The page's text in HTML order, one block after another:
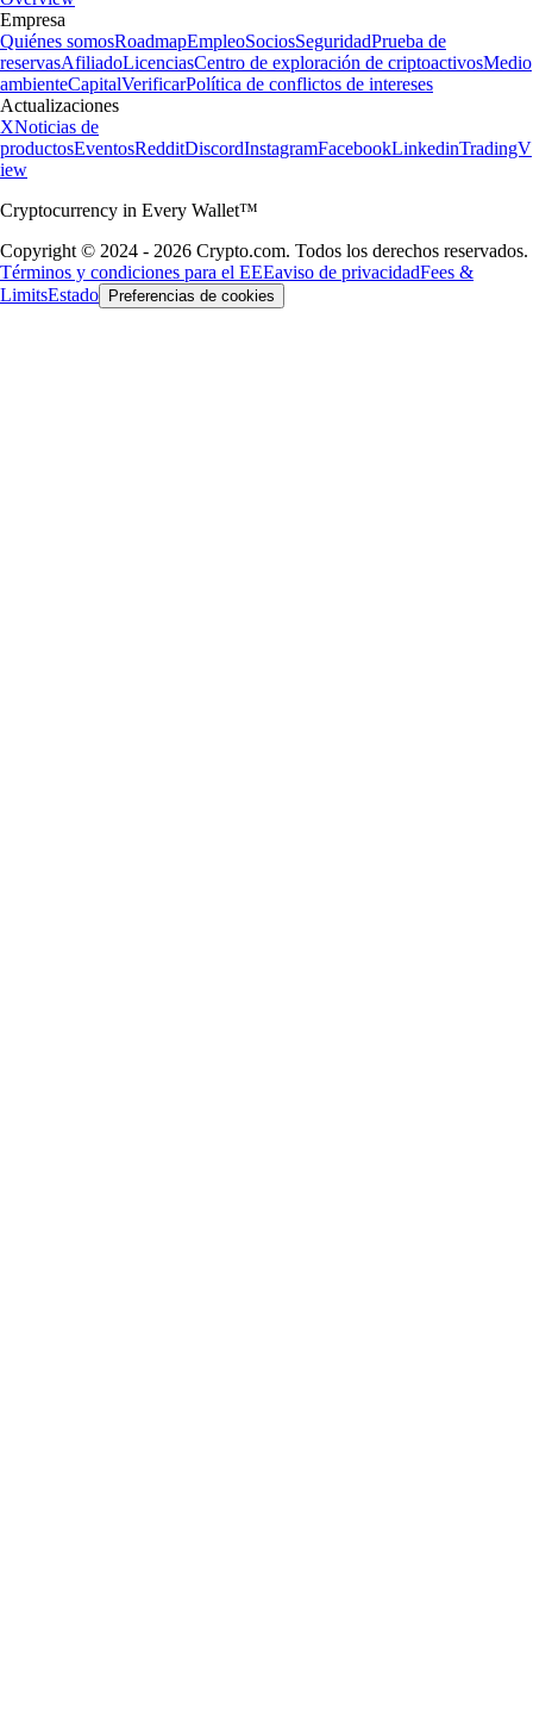
Empresa
Quiénes somosRoadmapEmpleoSociosSeguridadPrueba de
reservasAfiliadoLicenciasCentro de exploración de criptoactivosMedio
ambienteCapitalVerificarPolítica de conflictos de intereses
Actualizaciones
XNoticias de
productosEventosRedditDiscordInstagramFacebookLinkedinTradingV
iew
Cryptocurrency in Every Wallet™
Copyright © 2024 - 2026 Crypto.com. Todos los derechos reservados.
Términos y condiciones para el EEEaviso de privacidadFees &
LimitsEstado Preferencias de cookies